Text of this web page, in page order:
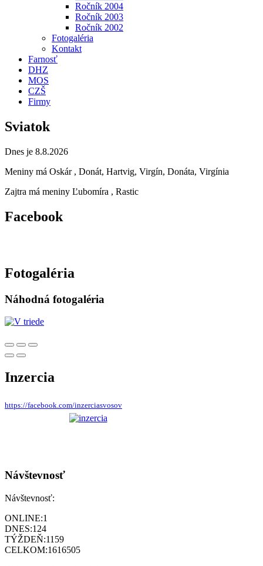
Ročník 2004
Ročník 2003
Ročník 2002
Fotogaléria
Kontakt
Farnosť
DHZ
MOS
CZŠ
Firmy
Sviatok
Dnes je 8.8.2026
Meniny má Oskár , Donát, Hartvig, Virgín, Donáta, Virgínia
Zajtra má meniny Ľubomíra , Rastic
Facebook
Fotogaléria
Náhodná fotogaléria
Inzercia
https://facebook.com/inzerciasvosov
Návštevnosť
Návštevnosť:
ONLINE:1
DNES:124
TÝŽDEŇ:1159
CELKOM:1616505